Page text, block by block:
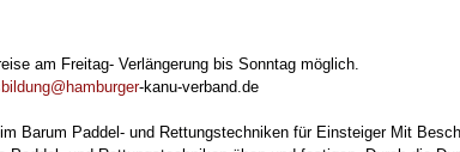
am Freitag- Verlängerung bis Sonntag möglich.
-kanu-verband.de
Barum Paddel- und Rettungstechniken für Einsteiger Mit